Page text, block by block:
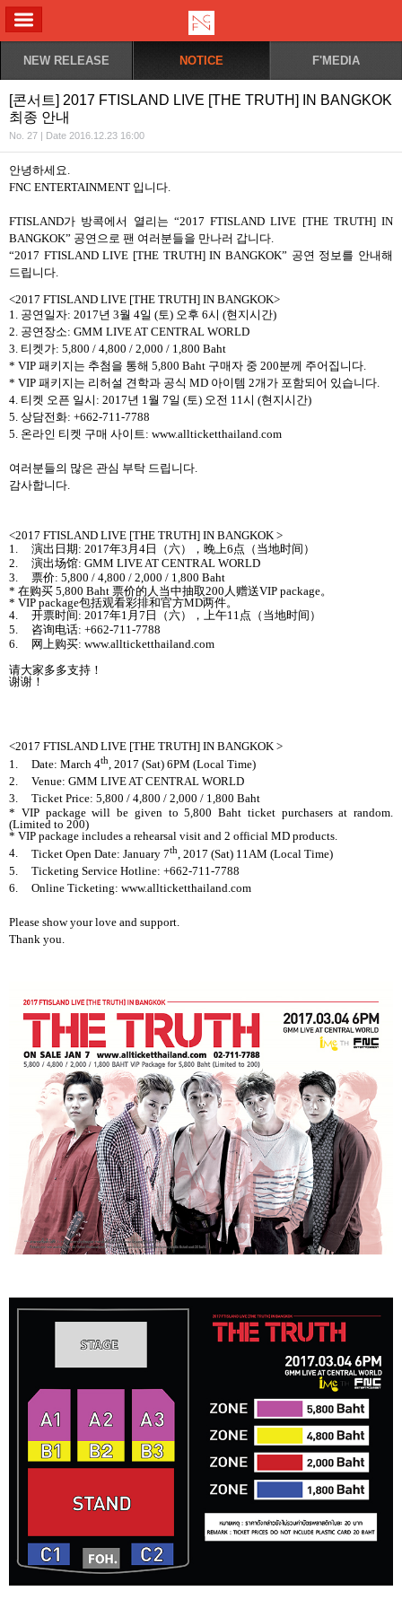
NEW RELEASE NOTICE F'MEDIA
[콘서트] 2017 FTISLAND LIVE [THE TRUTH] IN BANGKOK
최종 안내
No. 27 | Date 2016.12.23 16:00
안녕하세요.
FNC ENTERTAINMENT 입니다.
FTISLAND가 방콕에서 열리는 “2017 FTISLAND LIVE [THE TRUTH] IN
BANGKOK” 공연으로 팬 여러분들을 만나러 갑니다.
“2017 FTISLAND LIVE [THE TRUTH] IN BANGKOK” 공연 정보를 안내해
드립니다.
<2017 FTISLAND LIVE [THE TRUTH] IN BANGKOK>
1. 공연일자: 2017년 3월 4일 (토) 오후 6시 (현지시간)
2. 공연장소: GMM LIVE AT CENTRAL WORLD
3. 티켓가: 5,800 / 4,800 / 2,000 / 1,800 Baht
* VIP 패키지는 추첨을 통해 5,800 Baht 구매자 중 200분께 주어집니다.
* VIP 패키지는 리허설 견학과 공식 MD 아이템 2개가 포함되어 있습니다.
4. 티켓 오픈 일시 : 2017년 1월 7일 (토) 오전 11시 (현지시간)
5. 상담전화: +662-711-7788
5. 온라인 티켓 구매 사이트: www.allticketthailand.com
여러분들의 많은 관심 부탁 드립니다.
감사합니다.
<2017 FTISLAND LIVE [THE TRUTH] IN BANGKOK >
1.
演出日期: 2017年3 月 4 日（六）， 晚上6点（ 当地时间 ）
2.
演出场馆: GMM LIVE AT CENTRAL WORLD
3.
票价: 5,800 / 4,800 / 2,000 / 1,800 Baht
* 在购买 5,800 Baht 票价的人 当中抽取200 人赠送VIP package。
* VIP package包括观看彩排和官方MD两件。
4.
开票时间: 2017年1 月 7 日（六），上午11点（ 当地时间 ）
5.
咨询电话: +662-711-7788
6.
网上购买: www.allticketthailand.com
请大家多多支持！
谢谢 ！
<2017 FTISLAND LIVE [THE TRUTH] IN BANGKOK >
1.
Date: March 4th, 2017 (Sat) 6PM (Local Time)
2.
Venue: GMM LIVE AT CENTRAL WORLD
3.
Ticket Price: 5,800 / 4,800 / 2,000 / 1,800 Baht
* VIP package will be given to 5,800 Baht ticket purchasers at random.
(Limited to 200)
* VIP package includes a rehearsal visit and 2 official MD products.
4.
Ticket Open Date: January 7th , 2017 (Sat) 11AM (Local Time)
5.
Ticketing Service Hotline: +662-711-7788
6.
Online Ticketing: www.allticketthailand.com
Please show your love and support.
Thank you.